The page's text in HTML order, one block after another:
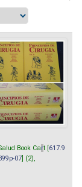
Book Cart [ 617.9
07 ] (2),